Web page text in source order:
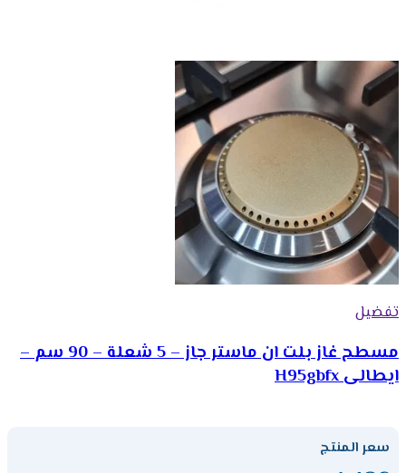
تفضيل
مسطح غاز بلت ان ماستر جاز – 5 شعلة – 90 سم –
ايطالى H95gbfx
سعر المنتج